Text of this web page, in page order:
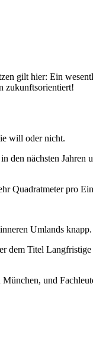
gilt hier: Ein
zukunftsorientiert!
will oder nicht.
nächsten Jahren
Quadratmeter pro
Umlands knapp.
dem Titel
und